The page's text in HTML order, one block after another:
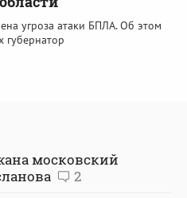
угроза атаки БПЛА. Об этом
губернатор
московский
2